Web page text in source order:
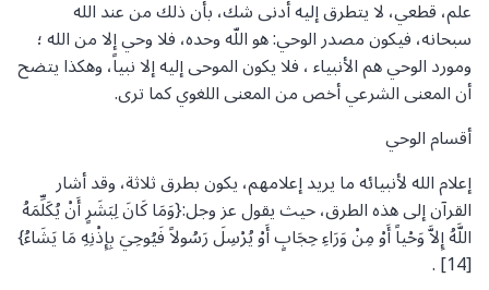
علم، قطعي، لا يتطرق إليه أدنى شك، بأن ذلك من عند الله
سبحانه، فيكون مصدر الوحي: هو اللّه وحده، فلا وحي إلا من الله ؛
ومورد الوحي هم الأنبياء ، فلا يكون الموحى إليه إلا نبياً، وهكذا يتضح
أن المعنى الشرعي أخص من المعنى اللغوي كما ترى.
أقسام الوحي
إعلام الله لأنبيائه ما يريد إعلامهم، يكون بطرق ثلاثة، وقد أشار
القرآن إلى هذه الطرق، حيث يقول عز وجل:{وَمَا كَانَ لِبَشَرٍ أَنْ يُكَلِّمَهُ
اللَّهُ إِلاَّ وَحْياً أَوْ مِنْ وَرَاءِ حِجَابٍ أَوْ يُرْسِلَ رَسُولاً فَيُوحِيَ بِإِذْنِهِ مَا يَشَاءُ}
[14] .